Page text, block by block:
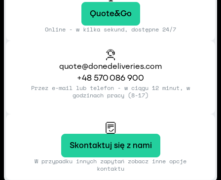
Quote&Go
Online - w kilka sekund, dostępne 24/7
quote@donedeliveries.com
+48 570 086 900
Przez e-mail lub telefon - w ciągu 12 minut, w
godzinach pracy (8-17)
Skontaktuj się z nami
W przypadku innych zapytań zobacz inne opcje
kontaktu